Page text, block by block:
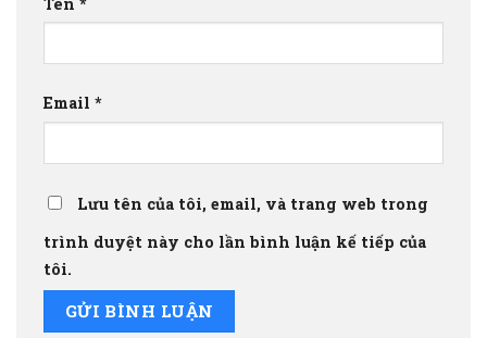
Email *
Lưu tên của tôi, email, và trang web trong
trình duyệt này cho lần bình luận kế tiếp của
tôi.